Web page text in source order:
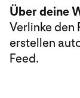
Über deine
Verlinke den
erstellen
Feed.